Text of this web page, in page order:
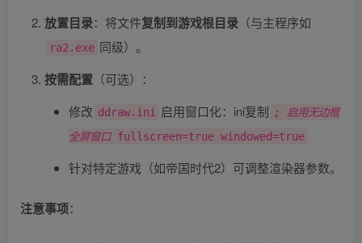
放置目录​：将文件复制到游戏根目录 ​（与主程序如
ra2.exe 同级）。
按需配置 ​（可选）：
修改 ddraw.ini 启用窗口化：ini复制 ; 启用无边框
全屏窗口fullscreen=true windowed=true
针对特定游戏（如帝国时代2）可调整渲染器参数。
注意事项​：